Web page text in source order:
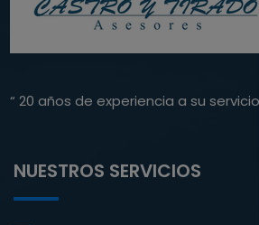
“ 20 años de experiencia a su
NUESTROS SERVICIOS